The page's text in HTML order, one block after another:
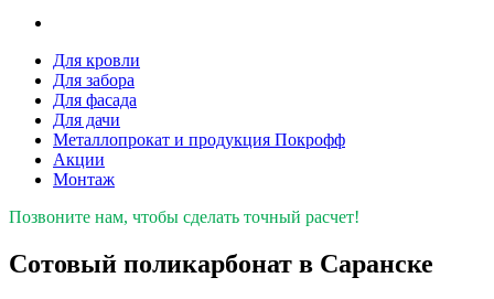
Для кровли
Для забора
Для фасада
Для дачи
Металлопрокат и продукция Покрофф
Акции
Монтаж
Позвоните нам, чтобы сделать точный расчет!
Сотовый поликарбонат в Саранске